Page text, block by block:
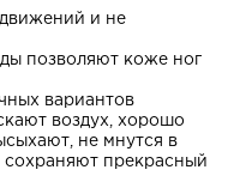
и не
позволяют коже ног
вариантов
воздух, хорошо
не мнутся в
сохраняют прекрасный